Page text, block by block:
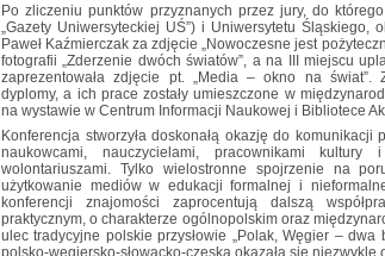
Po zliczeniu punktów przyznanych przez jury, do
„Gazety Uniwersyteckiej UŚ”) i Uniwersytetu Śląskiego,
Paweł Kaźmierczak za zdjęcie „Nowoczesne jest
fotografii „Zderzenie dwóch światów”, a na III miejscu
zaprezentowała zdjęcie pt. „Media – okno na świat”.
dyplomy, a ich prace zostały umieszczone w
na wystawie w Centrum Informacji Naukowej i Bibliotece
Konferencja stworzyła doskonałą okazję do
naukowcami, nauczycielami, pracownikami
wolontariuszami. Tylko wielostronne spojrzenie na
użytkowanie mediów w edukacji formalnej i
konferencji znajomości zaprocentują dalszą
praktycznym, o charakterze ogólnopolskim oraz
ulec tradycyjne polskie przysłowie „Polak, Węgier – dwa
polsko-węgiersko-słowacko-czeska okazała się niezwykle